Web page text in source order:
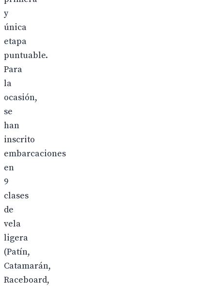
y
única
etapa
puntuable.
Para
la
ocasión,
se
han
inscrito
embarcaciones
en
9
clases
de
vela
ligera
(Patín,
Catamarán,
Raceboard,